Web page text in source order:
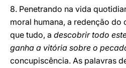
8. Penetrando na vida
moral humana, a redenção
que tudo, a descobrir todo
ganha a vitória sobre o
concupiscência. As palavras